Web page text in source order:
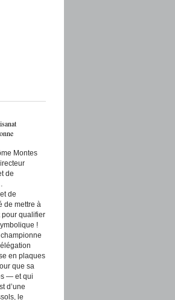
Montes
de
de
de mettre à
pour qualifier
!
en plaques
que sa
— et qui
d’une
le